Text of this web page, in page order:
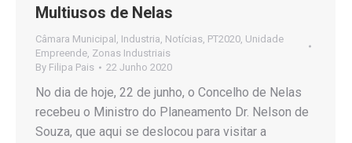
Multiusos de Nelas
Câmara Municipal , Industria, Notícias, PT2020, Unidade
Empreende, Zonas Industriais
By Filipa Pais 22 Junho 2020
No dia de hoje, 22 de junho, o Concelho de Nelas
recebeu o Ministro do Planeamento Dr. Nelson de
Souza, que aqui se deslocou para visitar a